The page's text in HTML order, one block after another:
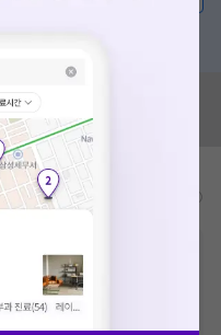
비급여/급여 진료란?
가격과 상이할 수 있으니, 정확
.
에 고지되어 있는 급여 진료 기준 가
가되어, 병원마다 금액이 다르게